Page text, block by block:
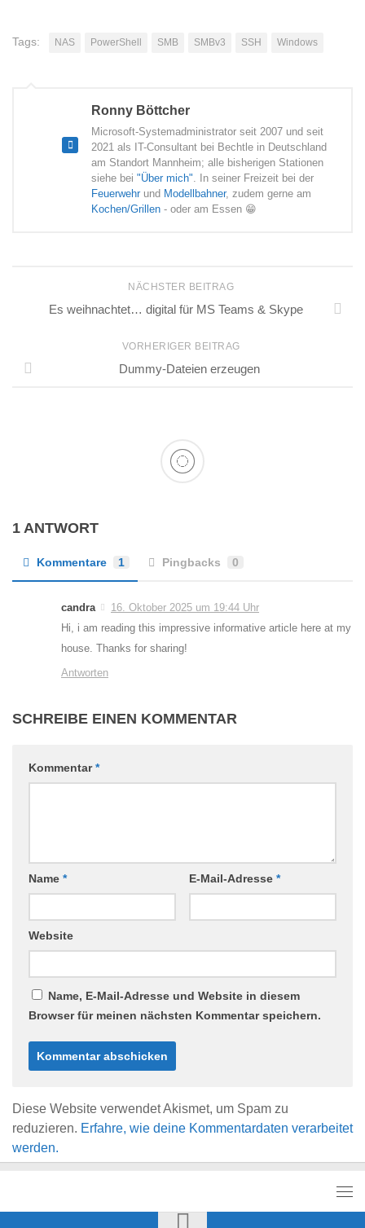
Tags: NAS PowerShell SMB SMBv3 SSH Windows
Ronny Böttcher
Microsoft-Systemadministrator seit 2007 und seit
2021 als IT-Consultant bei Bechtle in Deutschland
am Standort Mannheim; alle bisherigen Stationen
siehe bei "Über mich" . In seiner Freizeit bei der
Feuerwehr und Modellbahner, zudem gerne am
Kochen/Grillen - oder am Essen 😁
NÄCHSTER BEITRAG
Es weihnachtet… digital für MS Teams & Skype
VORHERIGER BEITRAG
Dummy-Dateien erzeugen
1 ANTWORT
Kommentare 1 Pingbacks 0
candra
16. Oktober 2025 um 19:44 Uhr
Hi, i am reading this impressive informative article here at my
house. Thanks for sharing!
Antworten
SCHREIBE EINEN KOMMENTAR
Kommentar*
Name * E-Mail-Adresse *
Website
Name, E-Mail-Adresse und Website in diesem
Browser für meinen nächsten Kommentar speichern.
Diese Website verwendet Akismet, um Spam zu
reduzieren. Erfahre, wie deine Kommentardaten verarbeitet
werden.